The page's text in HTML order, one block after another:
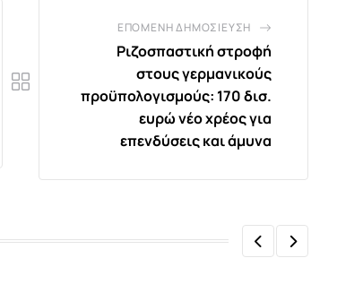
ΕΠΌΜΕΝΗ ΔΗΜΟΣΊΕΥΣΗ
Ριζοσπαστική στροφή
στους γερμανικούς
προϋπολογισμούς: 170 δισ.
ευρώ νέο χρέος για
επενδύσεις και άμυνα